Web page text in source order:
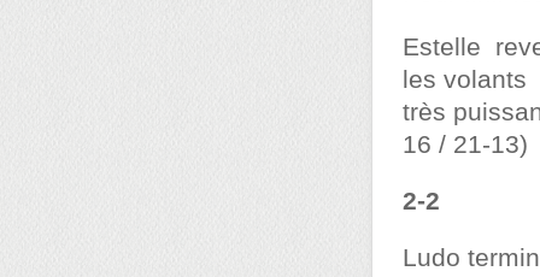
Estelle
les volants
très
16 / 21-13)
2-2
Ludo